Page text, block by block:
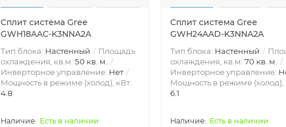
Сплит система Gree
GWH18AAC-K3NNA2A
Тип блока: Настенный
Площадь
охлаждения, кв.м: 50 кв. м.
Инверторное управление: Нет
Мощность в режиме (холод), кВт:
4.8
Есть в наличии
Сплит система Gree
GWH24AAD-K3NNA2A
Тип блока: Настенный
охлаждения, кв.м: 70 кв. м.
Инверторное управление:
Мощность в режиме (холод),
6.1
Есть в наличии